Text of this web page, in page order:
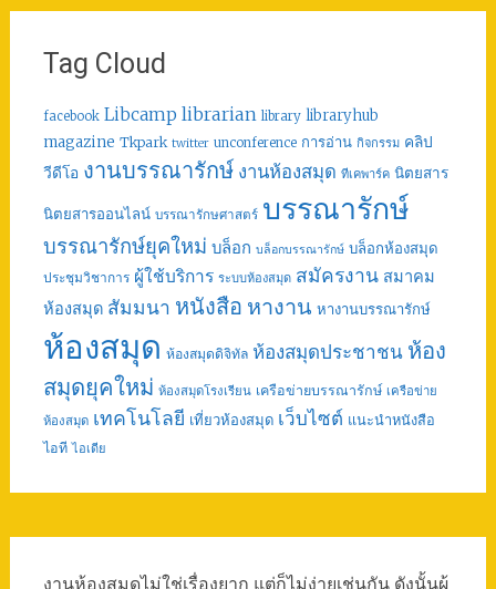
Tag Cloud
facebook Libcamp librarian library libraryhub
magazine Tkpark twitter unconference การอ่าน กิจกรรม คลิป
วีดีโอ งานบรรณารักษ์ งานห้องสมุด ทีเคพาร์ค นิตยสาร
นิตยสารออนไลน์ บรรณารักษศาสตร์ บรรณารักษ์
บรรณารักษ์ยุคใหม่ บล็อก บล็อกบรรณารักษ์ บล็อกห้องสมุด
ประชุมวิชาการ ผู้ใช้บริการ ระบบห้องสมุด สมัครงาน สมาคม
ห้องสมุด สัมมนา หนังสือ หางาน หางานบรรณารักษ์
ห้องสมุด ห้องสมุดดิจิทัล ห้องสมุดประชาชน ห้อง
สมุดยุคใหม่ ห้องสมุดโรงเรียน เครือข่ายบรรณารักษ์ เครือข่าย
ห้องสมุด เทคโนโลยี เที่ยวห้องสมุด เว็บไซต์ แนะนำหนังสือ
ไอที ไอเดีย
งานห้องสมุดไม่ใช่เรื่องยาก แต่ก็ไม่ง่ายเช่นกัน ดังนั้นผู้